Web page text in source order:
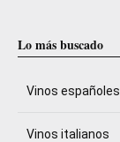
Lo más buscado
Vinos españoles
Vinos italianos